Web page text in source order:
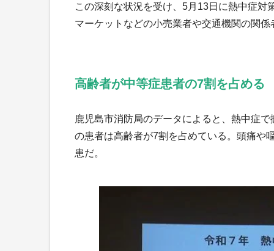
この深刻な状況を受け、5月13日に熱中症
マーケットなどの小売業者や交通機関の関
高齢者が中等症患者の7割を占める
鹿児島市消防局のデータによると、熱中症
の患者は高齢者が7割を占めている。頭痛や
患だ。